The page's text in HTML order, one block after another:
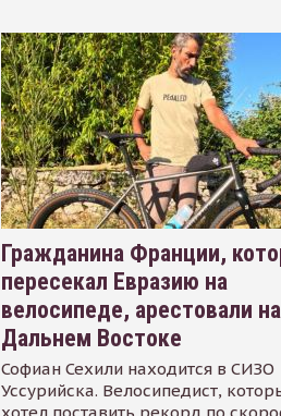
Гражданина Франции,
пересекал Евразию на
велосипеде, арестовали на
Дальнем Востоке
Софиан Сехили находится в СИЗО
Уссурийска. Велосипедист,